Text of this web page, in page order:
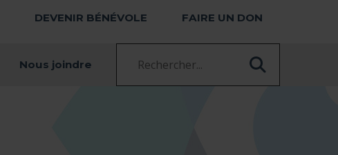
DEVENIR BÉNÉVOLE FAIRE UN DON
Nous joindre